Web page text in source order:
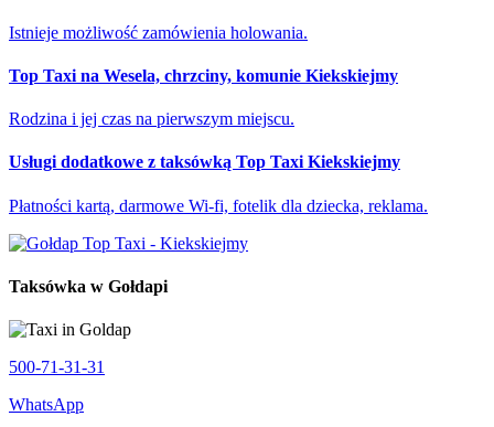
Istnieje możliwość zamówienia holowania.
Top Taxi na Wesela, chrzciny, komunie Kiekskiejmy
Rodzina i jej czas na pierwszym miejscu.
Usługi dodatkowe z taksówką Top Taxi Kiekskiejmy
Płatności kartą, darmowe Wi-fi, fotelik dla dziecka, reklama.
Taksówka w Gołdapi
500-71-31-31
WhatsApp